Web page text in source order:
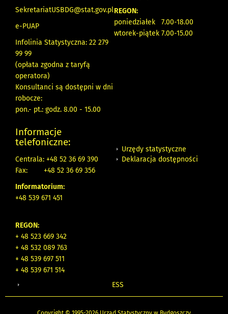
SekretariatUSBDG@stat.gov.pl
e-PUAP
Infolinia Statystyczna: 22 279
99 99
(opłata zgodna z taryfą
operatora)
Konsultanci są dostępni w dni
robocze:
pon.- pt.: godz. 8.00 - 15.00
REGON:
poniedziałek 7.00-18.00
wtorek-piątek 7.00-15.00
Informacje
telefoniczne:
Centrala: +48 52 36 69 390
Fax:
+48 52 36 69 356
Informatorium:
+48 539 671 451
REGON:
+ 48 523 669 342
+ 48 532 089 763
+ 48 539 697 511
+ 48 539 671 514
Urzędy statystyczne
Deklaracja dostępności
ESS